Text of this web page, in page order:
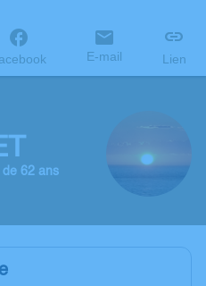
E-mail Lien
62 ans